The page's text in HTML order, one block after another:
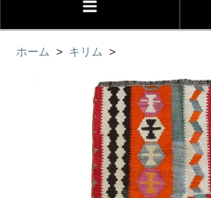
ホーム > キリム >